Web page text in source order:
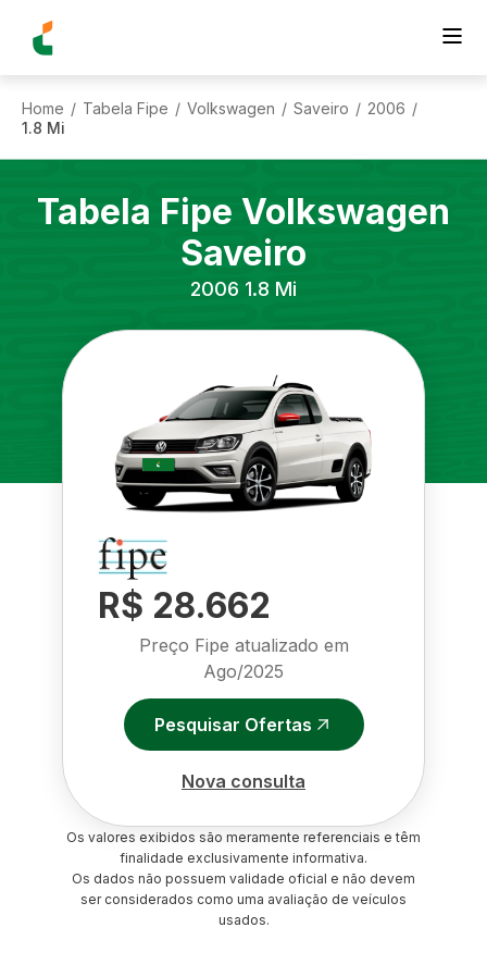
Home / Tabela Fipe / Volkswagen / Saveiro / 2006 /
1.8 Mi
Tabela Fipe Volkswagen
Saveiro
2006 1.8 Mi
R$ 28.662
Preço Fipe atualizado em
Ago/2025
Pesquisar Ofertas
Nova consulta
Os valores exibidos são meramente referenciais e têm
finalidade exclusivamente informativa.
Os dados não possuem validade oficial e não devem
ser considerados como uma avaliação de veículos
usados.